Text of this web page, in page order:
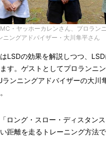
・ヤッホーカレンさん、プロラン
ニングアドバイザー・大川隼平さん
はLSDの効果を解説しつつ、
す。ゲストとしてプロランニ
ランニングアドバイザーの大川
ロング・スロー・ディスタンス
距離を走るトレーニング方法で